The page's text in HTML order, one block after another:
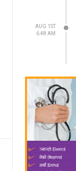
AUG 1ST
6:48 AM